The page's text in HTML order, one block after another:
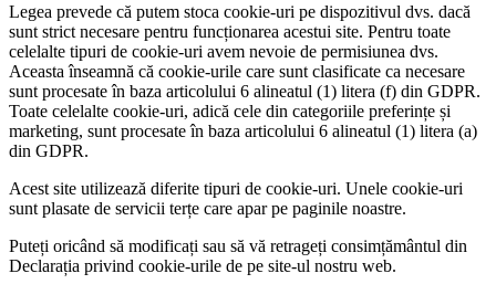
Legea prevede că putem stoca cookie-uri pe dispozitivul dvs. dacă
sunt strict necesare pentru funcționarea acestui site. Pentru toate
celelalte tipuri de cookie-uri avem nevoie de permisiunea dvs.
Aceasta înseamnă că cookie-urile care sunt clasificate ca necesare
sunt procesate în baza articolului 6 alineatul (1) litera (f) din GDPR.
Toate celelalte cookie-uri, adică cele din categoriile preferințe și
marketing, sunt procesate în baza articolului 6 alineatul (1) litera (a)
din GDPR.
Acest site utilizează diferite tipuri de cookie-uri. Unele cookie-uri
sunt plasate de servicii terțe care apar pe paginile noastre.
Puteți oricând să modificați sau să vă retrageți consimțământul din
Declarația privind cookie-urile de pe site-ul nostru web.